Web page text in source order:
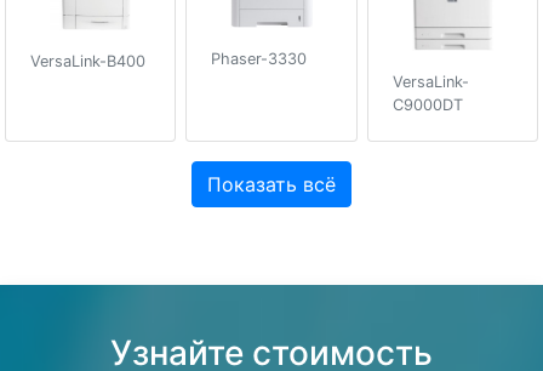
VersaLink-B400
Phaser-3330
VersaLink-
C9000DT
Показать всё
Узнайте стоимость